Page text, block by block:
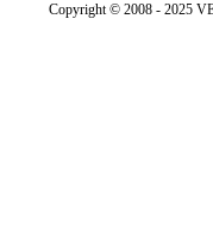
Copyright © 2008 - 2025